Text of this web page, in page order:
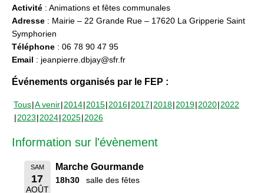
Activité : Animations et fêtes communales
Adresse : Mairie – 22 Grande Rue – 17620 La Gripperie Saint
Symphorien
Téléphone : 06 78 90 47 95
Email : jeanpierre.dbjay@sfr.fr
Événements organisés par le FEP :
Tous A venir 2014 2015 2016 2017 2018 2019 2020 2022
2023 2024 2025 2026
Information sur l'évènement
SAM
17
AOÛT
Marche Gourmande
18h30 salle des fêtes